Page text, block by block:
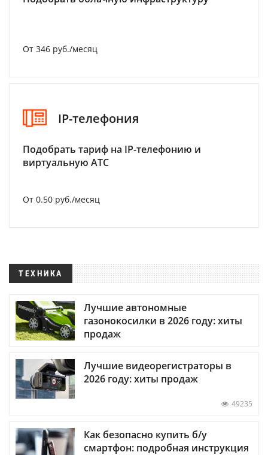
От 346 руб./месяц
IP-телефония
Подобрать тариф на IP-телефонию и
виртуальную АТС
От 0.50 руб./месяц
ТЕХНИКА
Лучшие автономные
газонокосилки в 2026 году: хиты
продаж
Лучшие видеорегистраторы в
2026 году: хиты продаж
49235
Как безопасно купить б/у
смартфон: подробная инструкция